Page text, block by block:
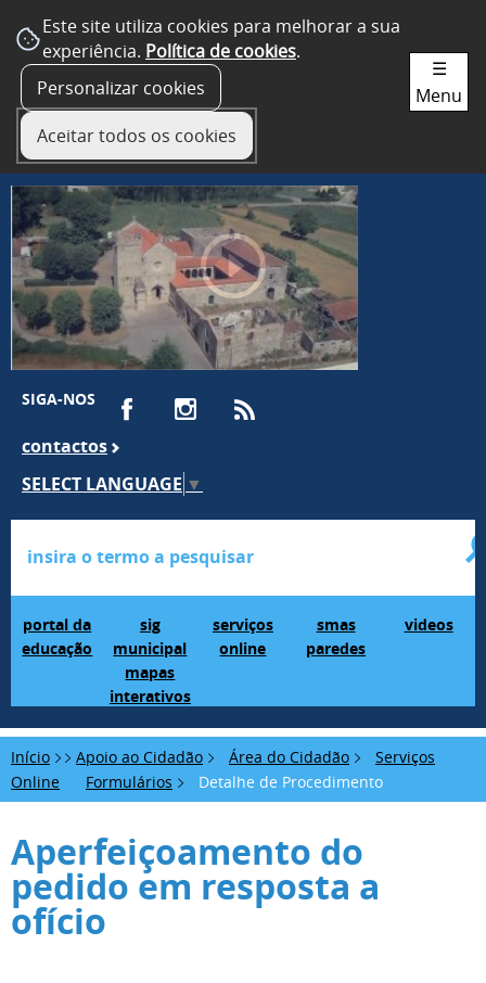
Este site utiliza cookies para melhorar a sua
experiência. Política de cookies.
Personalizar cookies
Aceitar todos os cookies
SIGA-NOS
contactos
SELECT LANGUAGE ▼
portal da
educação
sig
municipal
mapas
interativos
serviços
online
smas
paredes
videos
☰
Menu
Início Apoio ao Cidadão Área do Cidadão
Serviços
Online
Formulários Detalhe de Procedimento
Aperfeiçoamento do
pedido em resposta a
ofício